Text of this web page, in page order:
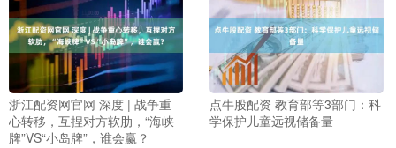
浙江配资网官网 深度 | 战争重
心转移，互捏对方软肋，“海峡
牌”VS“小岛牌”，谁会赢？
点牛股配资 教育部等3部门：科
学保护儿童远视储备量